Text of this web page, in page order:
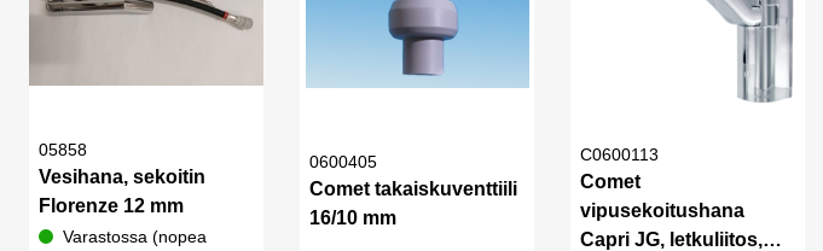
05858
Vesihana, sekoitin
Florenze 12 mm
Varastossa (nopea
0600405
Comet takaiskuventtiili
16/10 mm
C0600113
Comet
vipusekoitushana
Capri JG, letkuliitos,